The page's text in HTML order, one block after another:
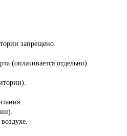
запрещено.
(оплачивается отдельно).